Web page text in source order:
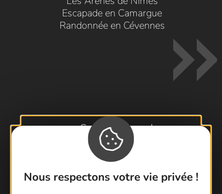
Nous respectons votre vie privée !
Escapade en Camargue
Randonnée en Cévennes
Contactez-nous !
Foire aux questions
Brochures
Cartoguides et Topoguides